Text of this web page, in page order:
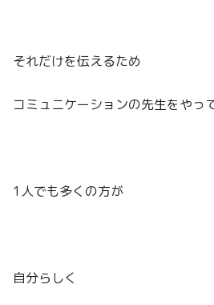
それだけを伝えるため
コミュニケーションの先生をやっ
1人でも多くの方が
自分らしく